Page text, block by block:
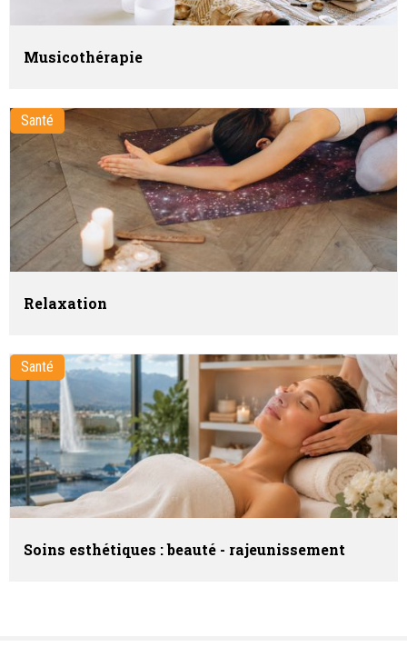
Musicothérapie
Santé
Relaxation
Santé
Soins esthétiques : beauté - rajeunissement